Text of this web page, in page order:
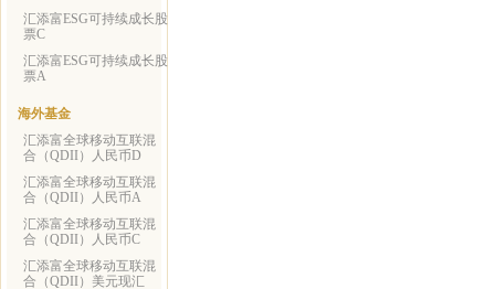
汇添富ESG可持续成长股
票C
汇添富ESG可持续成长股
票A
海外基金
汇添富全球移动互联混
合（QDII）人民币D
汇添富全球移动互联混
合（QDII）人民币A
汇添富全球移动互联混
合（QDII）人民币C
汇添富全球移动互联混
合（QDII）美元现汇